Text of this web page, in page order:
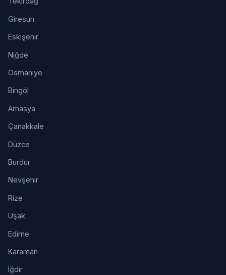
Giresun
Eskişehir
Niğde
Osmaniye
Bingöl
Amasya
Çanakkale
Düzce
Burdur
Nevşehir
Rize
Uşak
Edirne
Karaman
Iğdır